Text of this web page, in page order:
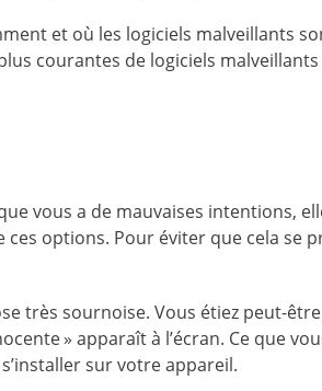
et où les logiciels malveillants
courantes de logiciels malveillants
vous a de mauvaises intentions,
options. Pour éviter que cela se
très sournoise. Vous étiez peut-
» apparaît à l’écran. Ce que
sur votre appareil.